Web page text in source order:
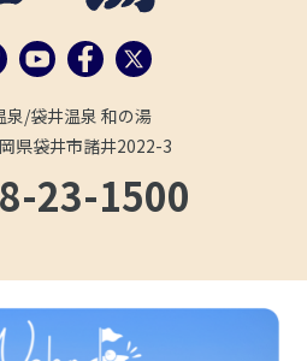
泉/袋井温泉 和の湯
県袋井市諸井2022-3
23-1500